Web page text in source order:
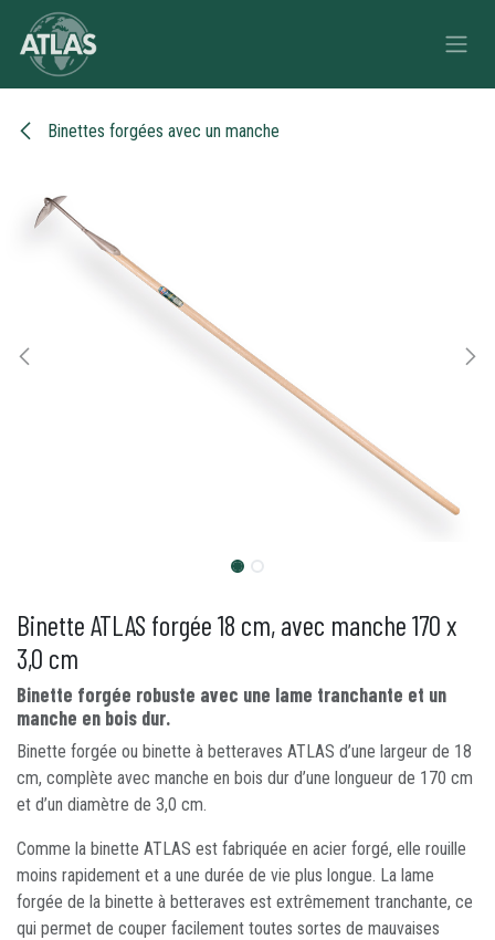
Se rendre au contenu
Binettes forgées avec un manche
Binette ATLAS forgée 18 cm, avec manche 170 x
3,0 cm
Binette forgée robuste avec une lame tranchante et un
manche en bois dur.
Binette forgée ou binette à betteraves ATLAS d’une largeur de 18
cm, complète avec manche en bois dur d’une longueur de 170 cm
et d’un diamètre de 3,0 cm.
Comme la binette ATLAS est fabriquée en acier forgé, elle rouille
moins rapidement et a une durée de vie plus longue. La lame
forgée de la binette à betteraves est extrêmement tranchante, ce
qui permet de couper facilement toutes sortes de mauvaises